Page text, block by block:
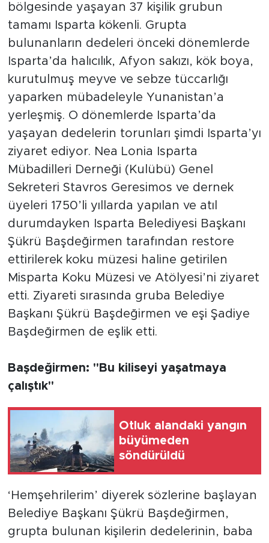
bölgesinde yaşayan 37 kişilik grubun
tamamı Isparta kökenli. Grupta
bulunanların dedeleri önceki dönemlerde
Isparta’da halıcılık, Afyon sakızı, kök boya,
kurutulmuş meyve ve sebze tüccarlığı
yaparken mübadeleyle Yunanistan’a
yerleşmiş. O dönemlerde Isparta’da
yaşayan dedelerin torunları şimdi Isparta’yı
ziyaret ediyor. Nea Lonia Isparta
Mübadilleri Derneği (Kulübü) Genel
Sekreteri Stavros Geresimos ve dernek
üyeleri 1750’li yıllarda yapılan ve atıl
durumdayken Isparta Belediyesi Başkanı
Şükrü Başdeğirmen tarafından restore
ettirilerek koku müzesi haline getirilen
Misparta Koku Müzesi ve Atölyesi’ni ziyaret
etti. Ziyareti sırasında gruba Belediye
Başkanı Şükrü Başdeğirmen ve eşi Şadiye
Başdeğirmen de eşlik etti.
Başdeğirmen: "Bu kiliseyi yaşatmaya
çalıştık"
Otluk alandaki yangın
büyümeden
söndürüldü
‘Hemşehrilerim’ diyerek sözlerine başlayan
Belediye Başkanı Şükrü Başdeğirmen,
grupta bulunan kişilerin dedelerinin, baba